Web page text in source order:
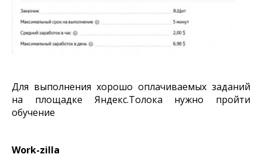
Для выполнения хорошо оплачиваемых заданий
на площадке Яндекс.Толока нужно пройти
обучение
Work-zilla